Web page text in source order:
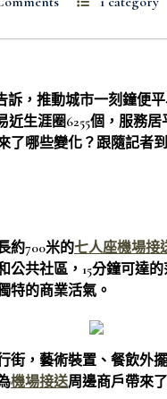
訴，推動城市一刻鐘便
近生涯圈6255個，服務
了哪些變化？跟隨記者到
約700米的七人座機場接
公共社區，15分鐘可達
特的商業活氣。
街，藝術裝置、餐飲外
機場接送周邊商戶帶來